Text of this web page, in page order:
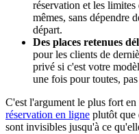
réservation et les
mêmes, sans dépendre
départ.
Des places retenues
pour les clients de
privé si c'est votre
une fois pour toutes,
C'est l'argument le plus fort
réservation en ligne plutôt que
sont invisibles jusqu'à ce